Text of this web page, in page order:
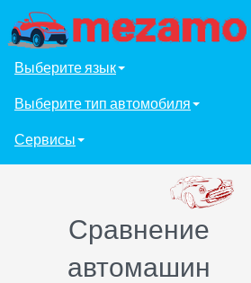
Выберите язык
Выберите тип автомобиля
Сервисы
Сравнение
автомашин